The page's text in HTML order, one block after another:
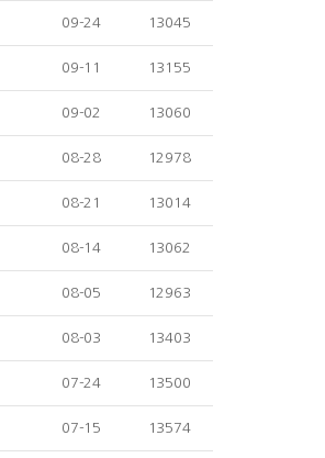
09-24 13045
09-11 13155
09-02 13060
08-28 12978
08-21 13014
08-14 13062
08-05 12963
08-03 13403
07-24 13500
07-15 13574